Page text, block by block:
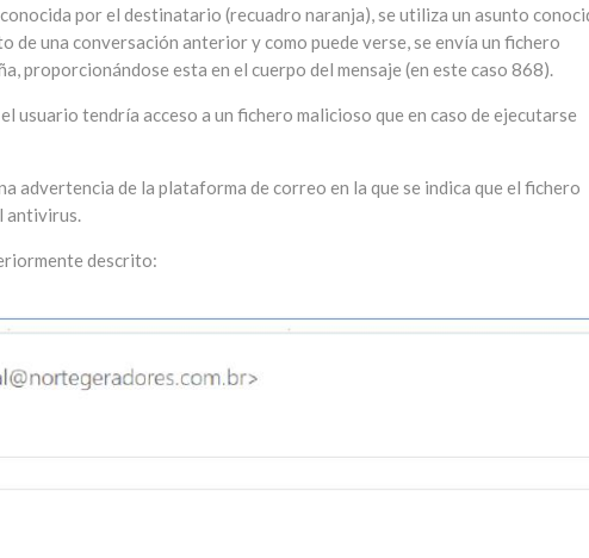
por el destinatario (recuadro naranja), se utiliza un asunto
de una conversación anterior y como puede verse, se envía un fichero
proporcionándose esta en el cuerpo del mensaje (en este caso 868).
usuario tendría acceso a un fichero malicioso que en caso de ejecutarse
advertencia de la plataforma de correo en la que se indica que el fichero
antivirus.
descrito: